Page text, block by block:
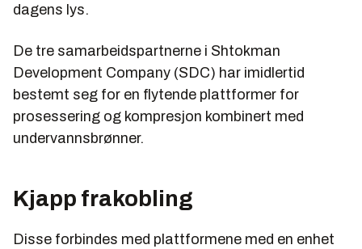
dagens lys.
De tre samarbeidspartnerne i Shtokman
Development Company (SDC) har imidlertid
bestemt seg for en flytende plattformer for
prosessering og kompresjon kombinert med
undervannsbrønner.
Kjapp frakobling
Disse forbindes med plattformene med en enhet